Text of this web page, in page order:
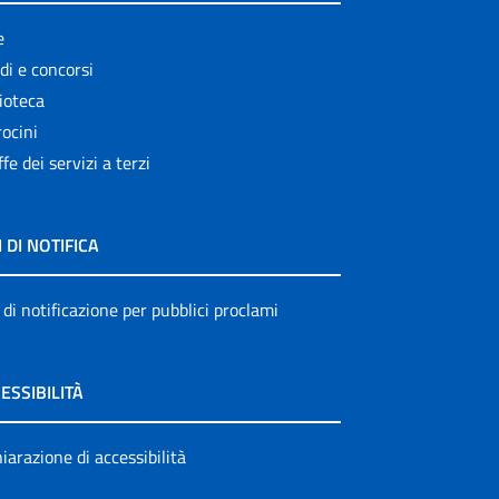
e concorsi
dei servizi a terzi
DI NOTIFICA
notificazione per pubblici proclami
di accessibilità